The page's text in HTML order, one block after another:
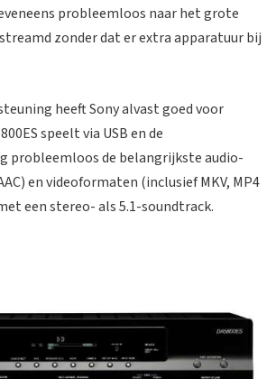
probleemloos naar het grote
zonder dat er extra apparatuur bij
heeft Sony alvast goed voor
speelt via USB en de
probleemloos de belangrijkste audio-
en videoformaten (inclusief MKV, MP4
een stereo- als 5.1-soundtrack.